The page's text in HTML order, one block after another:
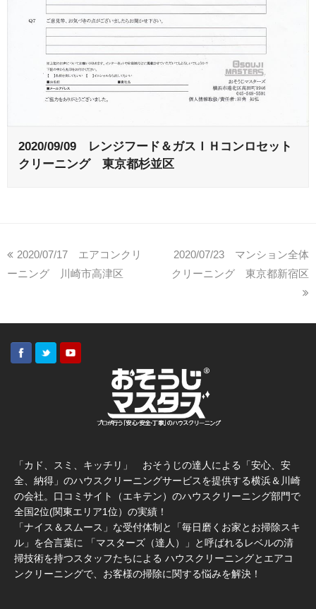
2020/09/09 レンジフード＆ガスＩＨコンロセット
クリーニング 東京都杉並区
2020/07/17 エアコンクリ
ーニング 川崎市高津区
2020/07/23 マンション全体
クリーニング 東京都新宿区
「カド、スミ、キッチリ」 おそうじの達人による「安心、安
全、納得」のハウスクリーニングサービスを提供する横浜＆川崎
の会社。口コミサイト（エキテン）のハウスクリーニング部門で
全国2位(関東エリア1位）の実績！
「ナイス＆スムース」な受付体制と「毎日磨くお家とお掃除スキ
ル」を合言葉に 「マスターズ（達人）」と呼ばれるレベルの清
掃技術を持つスタッフたちによる ハウスクリーニングとエアコ
ンクリーニングで、お客様の掃除に関する悩みを解決！